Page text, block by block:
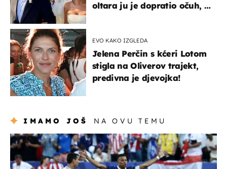
oltara ju je dopratio očuh, a
EVO KAKO IZGLEDA
Jelena Perčin s kćeri Lotom
stigla na Oliverov trajekt,
predivna je djevojka!
IMAMO JOŠ NA OVU TEMU
svjetsko prvenstvo 2026